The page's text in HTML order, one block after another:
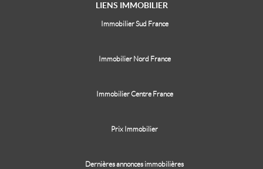
LIENS IMMOBILIER
Immobilier Sud France
Immobilier Nord France
Immobilier Centre France
Prix Immobilier
Dernières annonces immobilières